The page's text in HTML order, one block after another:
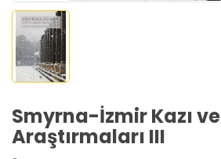
Smyrna-İzmir Kazı ve
Araştırmaları III